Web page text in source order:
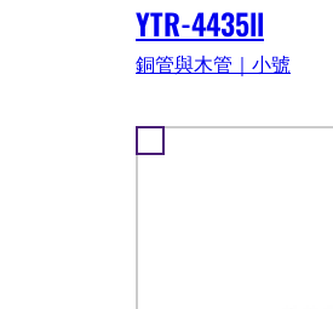
YTR-4435ll
銅管與木管｜小號